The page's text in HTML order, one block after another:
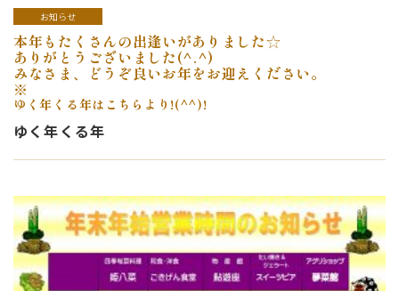
お知らせ
本年もたくさんの出逢いがありました☆
ありがとうございました(^.^)
みなさま、どうぞ良いお年をお迎えください。
※
ゆく年くる年はこちらより!(^^)!
ゆく年くる年